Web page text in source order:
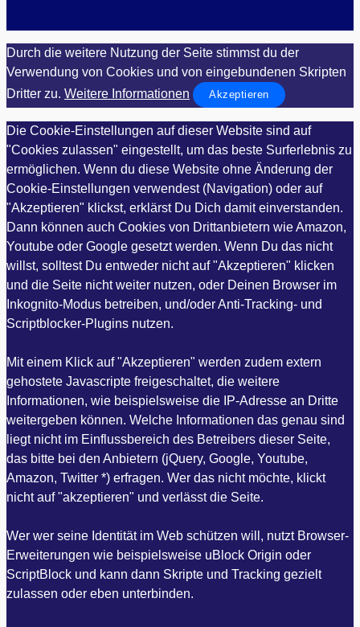
Durch die weitere Nutzung der Seite stimmst du der
Verwendung von Cookies und von eingebundenen Skripten
Dritter zu. Weitere Informationen Akzeptieren
Die Cookie-Einstellungen auf dieser Website sind auf
"Cookies zulassen" eingestellt, um das beste Surferlebnis zu
ermöglichen. Wenn du diese Website ohne Änderung der
Cookie-Einstellungen verwendest (Navigation) oder auf
"Akzeptieren" klickst, erklärst Du Dich damit einverstanden.
Dann können auch Cookies von Drittanbietern wie Amazon,
Youtube oder Google gesetzt werden. Wenn Du das nicht
willst, solltest Du entweder nicht auf "Akzeptieren" klicken
und die Seite nicht weiter nutzen, oder Deinen Browser im
Inkognito-Modus betreiben, und/oder Anti-Tracking- und
Scriptblocker-Plugins nutzen.
Mit einem Klick auf "Akzeptieren" werden zudem extern
gehostete Javascripte freigeschaltet, die weitere
Informationen, wie beispielsweise die IP-Adresse an Dritte
weitergeben können. Welche Informationen das genau sind
liegt nicht im Einflussbereich des Betreibers dieser Seite,
das bitte bei den Anbietern (jQuery, Google, Youtube,
Amazon, Twitter *) erfragen. Wer das nicht möchte, klickt
nicht auf "akzeptieren" und verlässt die Seite.
Wer wer seine Identität im Web schützen will, nutzt Browser-
Erweiterungen wie beispielsweise uBlock Origin oder
ScriptBlock und kann dann Skripte und Tracking gezielt
zulassen oder eben unterbinden.